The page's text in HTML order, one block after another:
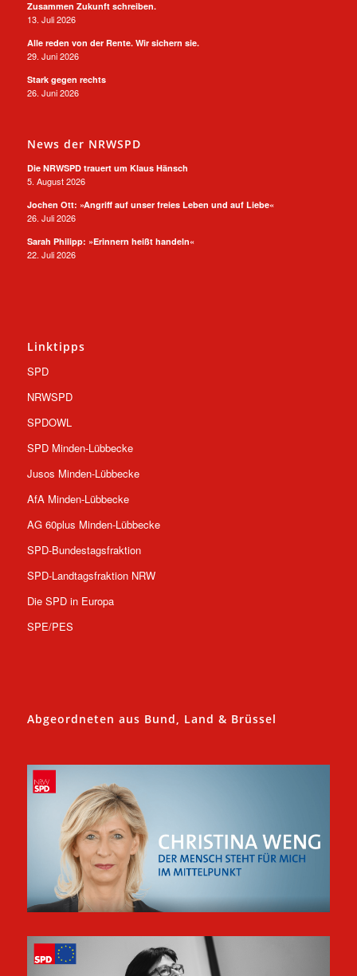
Zusammen Zukunft schreiben.
13. Juli 2026
Alle reden von der Rente. Wir sichern sie.
29. Juni 2026
Stark gegen rechts
26. Juni 2026
News der NRWSPD
Die NRWSPD trauert um Klaus Hänsch
5. August 2026
Jochen Ott: »Angriff auf unser freies Leben und auf Liebe«
26. Juli 2026
Sarah Philipp: »Erinnern heißt handeln«
22. Juli 2026
Linktipps
SPD
NRWSPD
SPDOWL
SPD Minden-Lübbecke
Jusos Minden-Lübbecke
AfA Minden-Lübbecke
AG 60plus Minden-Lübbecke
SPD-Bundestagsfraktion
SPD-Landtagsfraktion NRW
Die SPD in Europa
SPE/PES
Abgeordneten aus Bund, Land & Brüssel